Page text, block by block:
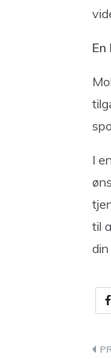
I
til